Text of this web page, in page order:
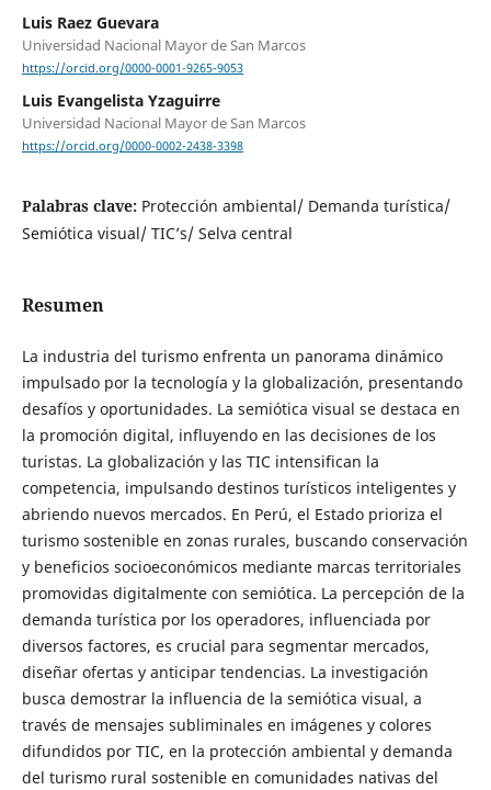
Luis Raez Guevara
Universidad Nacional Mayor de San Marcos
https://orcid.org/0000-0001-9265-9053
Luis Evangelista Yzaguirre
Universidad Nacional Mayor de San Marcos
https://orcid.org/0000-0002-2438-3398
Palabras clave: Protección ambiental/ Demanda turística/
Semiótica visual/ TIC’s/ Selva central
Resumen
La industria del turismo enfrenta un panorama dinámico
impulsado por la tecnología y la globalización, presentando
desafíos y oportunidades. La semiótica visual se destaca en
la promoción digital, influyendo en las decisiones de los
turistas. La globalización y las TIC intensifican la
competencia, impulsando destinos turísticos inteligentes y
abriendo nuevos mercados. En Perú, el Estado prioriza el
turismo sostenible en zonas rurales, buscando conservación
y beneficios socioeconómicos mediante marcas territoriales
promovidas digitalmente con semiótica. La percepción de la
demanda turística por los operadores, influenciada por
diversos factores, es crucial para segmentar mercados,
diseñar ofertas y anticipar tendencias. La investigación
busca demostrar la influencia de la semiótica visual, a
través de mensajes subliminales en imágenes y colores
difundidos por TIC, en la protección ambiental y demanda
del turismo rural sostenible en comunidades nativas del